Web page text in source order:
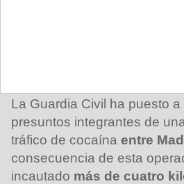
La Guardia Civil ha puesto
presuntos integrantes de
tráfico de cocaína entre
consecuencia de esta
incautado más de cuatro